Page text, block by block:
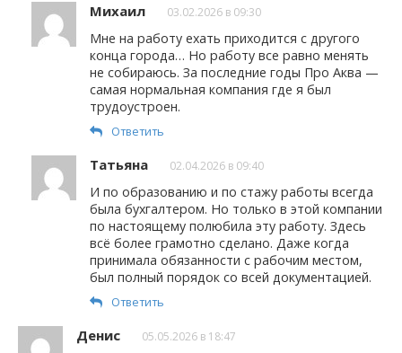
Михаил 03.02.2026 в 09:30
Мне на работу ехать приходится с другого
конца города… Но работу все равно менять
не собираюсь. За последние годы Про Аква —
самая нормальная компания где я был
трудоустроен.
Ответить
Татьяна 02.04.2026 в 09:40
И по образованию и по стажу работы всегда
была бухгалтером. Но только в этой компании
по настоящему полюбила эту работу. Здесь
всё более грамотно сделано. Даже когда
принимала обязанности с рабочим местом,
был полный порядок со всей документацией.
Ответить
Денис 05.05.2026 в 18:47